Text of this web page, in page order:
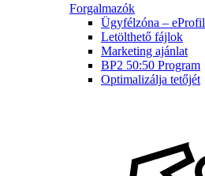
Forgalmazók
Ügyfélzóna – eProfil
Letölthető fájlok
Marketing ajánlat
BP2 50:50 Program
Optimalizálja tetőjét